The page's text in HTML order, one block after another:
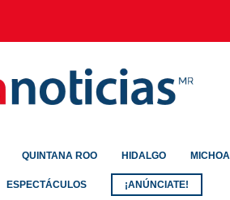
QUINTANA ROO HIDALGO
ESPECTÁCULOS ¡ANÚNCIATE!